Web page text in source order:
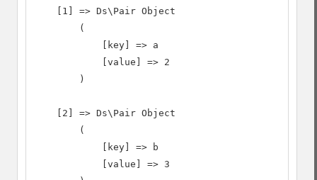
    [1] => Ds\Pair Object
        (
            [key] => a
            [value] => 2
        )
    [2] => Ds\Pair Object
        (
            [key] => b
            [value] => 3